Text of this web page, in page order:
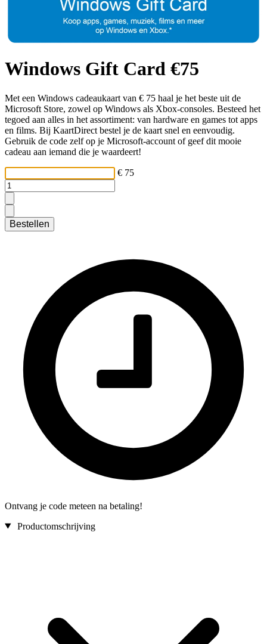
Windows Gift Card €75
Met een Windows cadeaukaart van € 75 haal je het beste uit de
Microsoft Store, zowel op Windows als Xbox-consoles. Besteed het
tegoed aan alles in het assortiment: van hardware en games tot apps
en films. Bij KaartDirect bestel je de kaart snel en eenvoudig.
Gebruik de code zelf op je Microsoft-account of geef dit mooie
cadeau aan iemand die je waardeert!
€ 75
Bestellen
Ontvang je code meteen na betaling!
Productomschrijving